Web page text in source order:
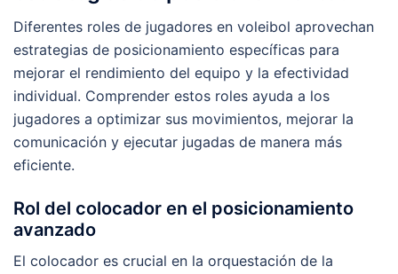
Diferentes roles de jugadores en voleibol aprovechan
estrategias de posicionamiento específicas para
mejorar el rendimiento del equipo y la efectividad
individual. Comprender estos roles ayuda a los
jugadores a optimizar sus movimientos, mejorar la
comunicación y ejecutar jugadas de manera más
eficiente.
Rol del colocador en el posicionamiento
avanzado
El colocador es crucial en la orquestación de la